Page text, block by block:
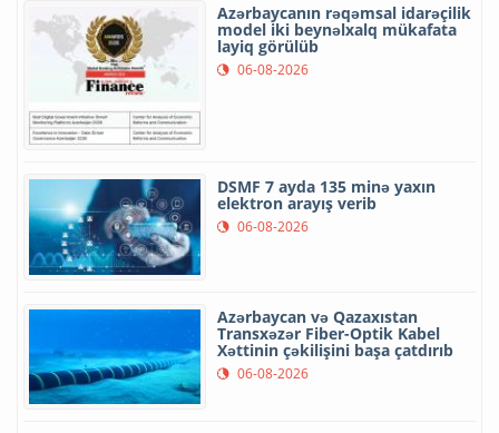
Azərbaycanın rəqəmsal idarəçilik
model iki beynəlxalq mükafata
layiq görülüb
06-08-2026
DSMF 7 ayda 135 minə yaxın
elektron arayış verib
06-08-2026
Azərbaycan və Qazaxıstan
Transxəzər Fiber-Optik Kabel
Xəttinin çəkilişini başa çatdırıb
06-08-2026